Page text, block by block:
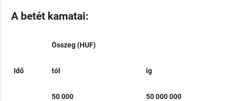
A betét kamatai:
Idő
Összeg (HUF)
tól ig
50 000 50 000 000